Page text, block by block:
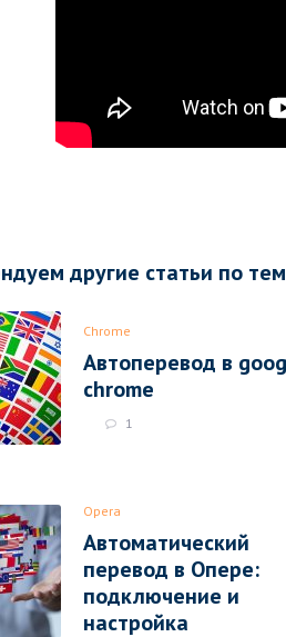
другие статьи по
Chrome
Автоперевод в
chrome
1
Opera
Автоматический
перевод в Опере:
подключение и
настройка